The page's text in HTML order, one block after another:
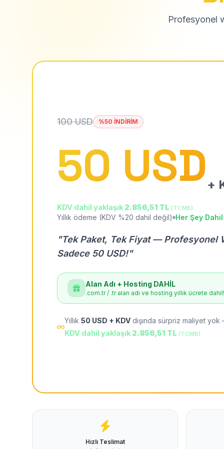
Profesyonel
100 USD %50 İNDİRİM
50 USD +
KDV dahil yaklaşık 2.856,51 TL (TCMB)
Yıllık ödeme (KDV %20 dahil değil) Her Şey Dahil
"Tek Paket, Tek Fiyat — Profesyonel
Sadece 50 USD!"
Alan Adı + Hosting DAHİL
.com.tr / .tr alan adı ve hosting yıllık ücrete dahil!
Yıllık 50 USD + KDV dışında sürpriz maliyet
KDV dahil yaklaşık 2.856,51 TL (TCMB)
Hızlı Teslimat